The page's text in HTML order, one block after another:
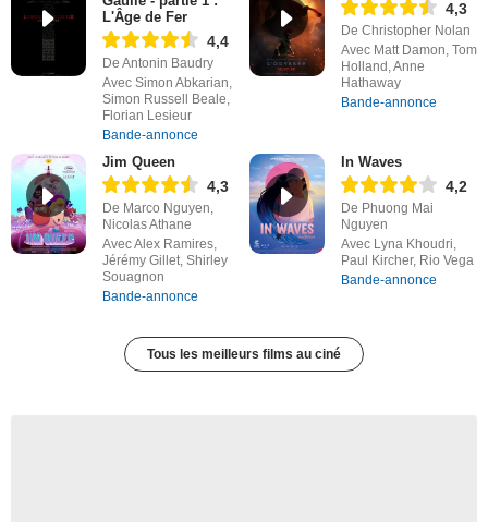
L'Âge de Fer
4,4
De Antonin Baudry
Avec Simon Abkarian,
Simon Russell Beale,
Florian Lesieur
Bande-annonce
4,3
De Christopher Nolan
Avec Matt Damon, Tom
Holland, Anne
Hathaway
Bande-annonce
Jim Queen
4,3
De Marco Nguyen,
Nicolas Athane
Avec Alex Ramires,
Jérémy Gillet, Shirley
Souagnon
Bande-annonce
In Waves
4,2
De Phuong Mai
Nguyen
Avec Lyna Khoudri,
Paul Kircher, Rio Vega
Bande-annonce
Tous les meilleurs films au ciné